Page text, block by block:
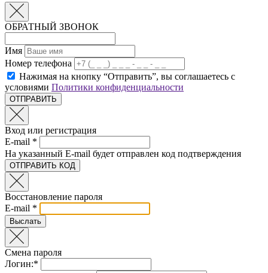
ОБРАТНЫЙ ЗВОНОК
Имя
Номер телефона
Нажимая на кнопку “Отправить”, вы соглашаетесь с
условиями Политики конфиденциальности
Вход или регистрация
E-mail *
На указанный E-mail будет отправлен код подтверждения
Восстановление пароля
E-mail *
Смена пароля
Логин:*